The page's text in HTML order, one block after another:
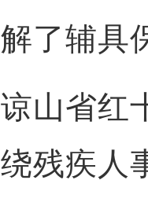
了辅具
省红
残疾人